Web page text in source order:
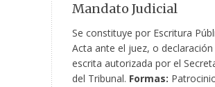
Mandato Judicial
Se constituye por Escritura
Acta ante el juez, o declaración
escrita autorizada por el
del Tribunal. Formas: